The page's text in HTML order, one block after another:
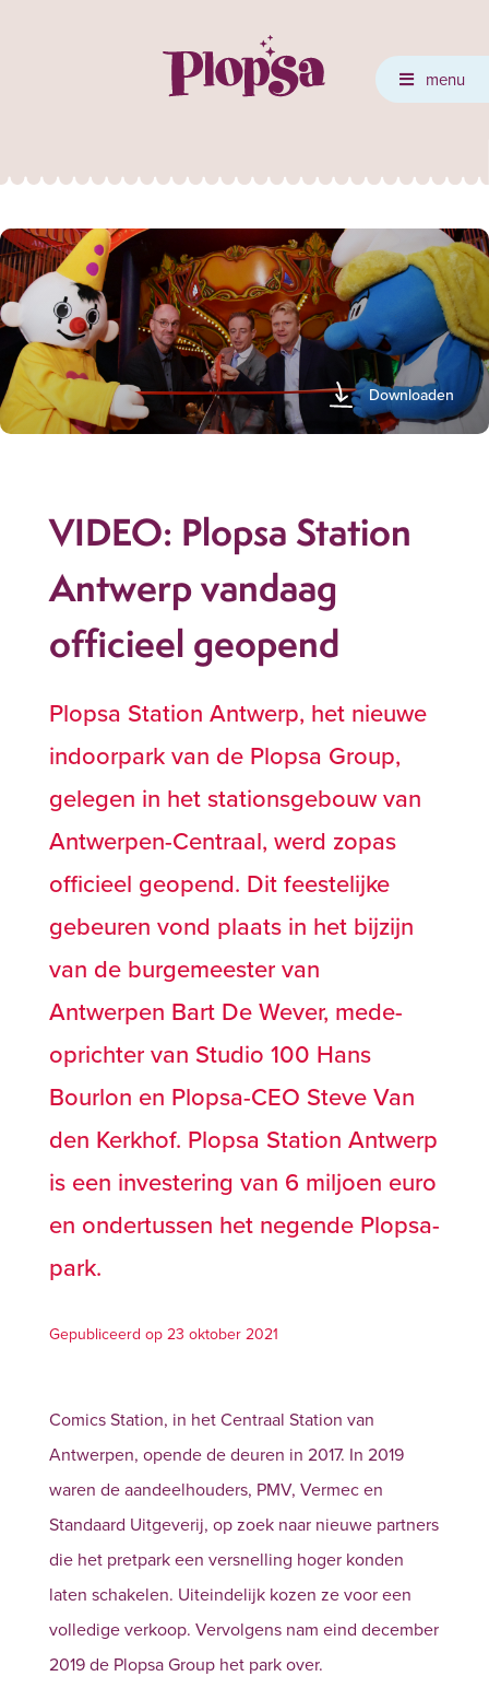
menu
Downloaden
VIDEO: Plopsa Station
Antwerp vandaag
officieel geopend
Plopsa Station Antwerp, het nieuwe
indoorpark van de Plopsa Group,
gelegen in het stationsgebouw van
Antwerpen-Centraal, werd zopas
officieel geopend. Dit feestelijke
gebeuren vond plaats in het bijzijn
van de burgemeester van
Antwerpen Bart De Wever, mede-
oprichter van Studio 100 Hans
Bourlon en Plopsa-CEO Steve Van
den Kerkhof. Plopsa Station Antwerp
is een investering van 6 miljoen euro
en ondertussen het negende Plopsa-
park.
Gepubliceerd op 23 oktober 2021
Comics Station, in het Centraal Station van
Antwerpen, opende de deuren in 2017. In 2019
waren de aandeelhouders, PMV, Vermec en
Standaard Uitgeverij, op zoek naar nieuwe partners
die het pretpark een versnelling hoger konden
laten schakelen. Uiteindelijk kozen ze voor een
volledige verkoop. Vervolgens nam eind december
2019 de Plopsa Group het park over.